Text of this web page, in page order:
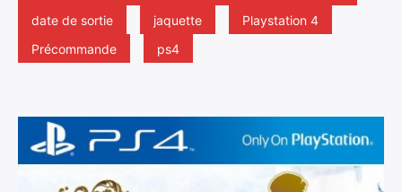
date de sortie
jaquette
Playstation 4
Précommande
ps4